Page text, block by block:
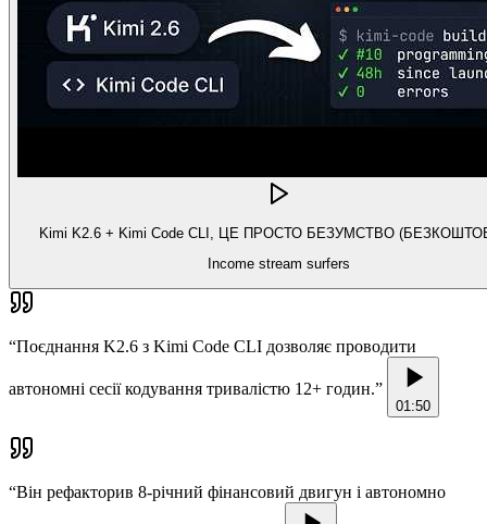
Kimi K2.6 + Kimi Code CLI, ЦЕ ПРОСТО БЕЗУМСТВО
Income stream surfers
“Поєднання K2.6 з Kimi Code CLI дозволяє проводити
автономні сесії кодування тривалістю 12+ годин.”
01:50
“Він рефакторив 8-річний фінансовий двигун і автономно